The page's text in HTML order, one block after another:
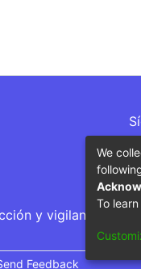
y vigilancia por
Feedback
We
To